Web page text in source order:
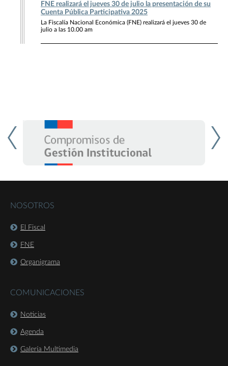
FNE realizará el jueves 30 de julio la presentación de su
Cuenta Pública Participativa 2025
La Fiscalía Nacional Económica (FNE) realizará el jueves 30 de
julio a las 10.00 am
NOSOTROS
El Fiscal
FNE
Organigrama
COMUNICACIONES
Noticias
Agenda
Galería Multimedia